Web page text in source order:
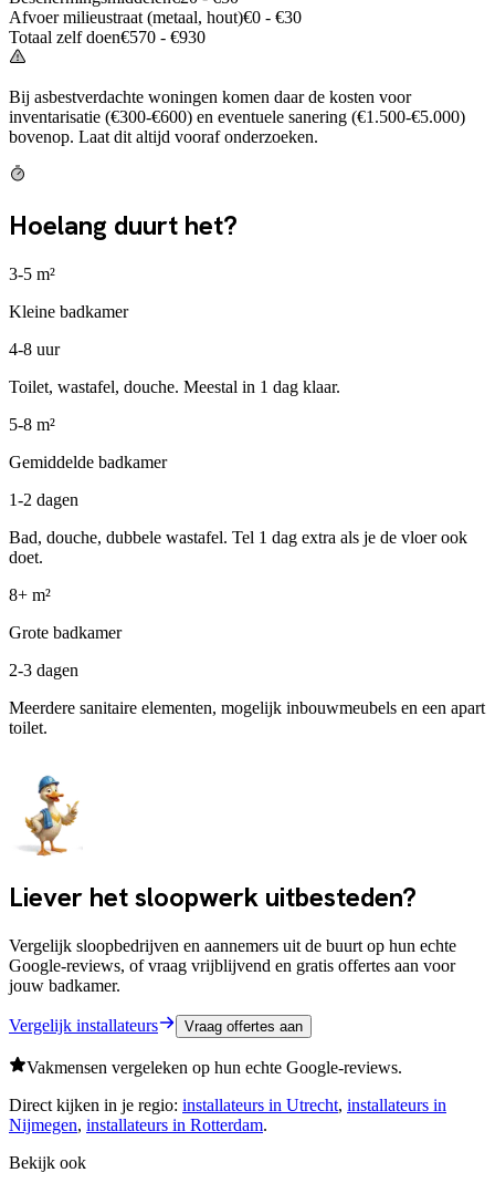
Afvoer milieustraat (metaal, hout)€0 - €30
Totaal zelf doen€570 - €930
Bij asbestverdachte woningen komen daar de kosten voor
inventarisatie (€300-€600) en eventuele sanering (€1.500-€5.000)
bovenop. Laat dit altijd vooraf onderzoeken.
Hoelang duurt het?
3-5 m²
Kleine badkamer
4-8 uur
Toilet, wastafel, douche. Meestal in 1 dag klaar.
5-8 m²
Gemiddelde badkamer
1-2 dagen
Bad, douche, dubbele wastafel. Tel 1 dag extra als je de vloer ook
doet.
8+ m²
Grote badkamer
2-3 dagen
Meerdere sanitaire elementen, mogelijk inbouwmeubels en een apart
toilet.
Liever het sloopwerk uitbesteden?
Vergelijk sloopbedrijven en aannemers uit de buurt op hun echte
Google-reviews, of vraag vrijblijvend en gratis offertes aan voor
jouw badkamer.
Vergelijk installateurs Vraag offertes aan
Vakmensen vergeleken op hun echte Google-reviews.
Direct kijken in je regio: installateurs in Utrecht, installateurs in
Nijmegen, installateurs in Rotterdam.
Bekijk ook